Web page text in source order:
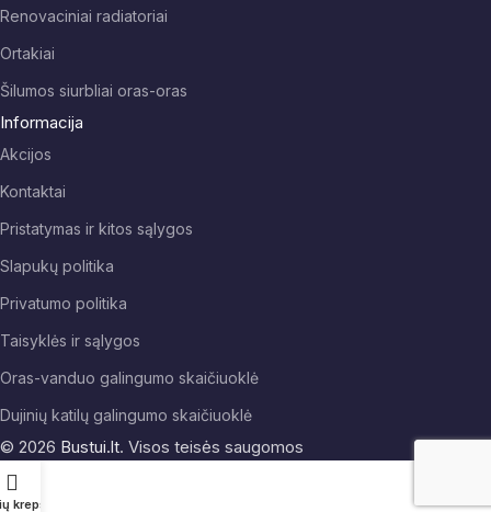
Renovaciniai radiatoriai
Ortakiai
Šilumos siurbliai oras-oras
Informacija
Akcijos
Kontaktai
Pristatymas ir kitos sąlygos
Slapukų politika
Privatumo politika
Taisyklės ir sąlygos
Oras-vanduo galingumo skaičiuoklė
Dujinių katilų galingumo skaičiuoklė
© 2026 Bustui.lt. Visos teisės saugomos
krepšelis